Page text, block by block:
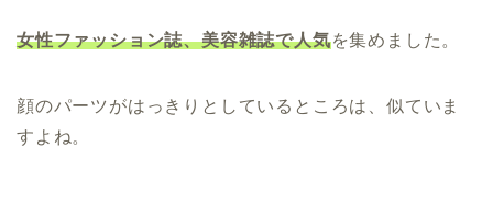
女性ファッション誌、美容雑誌で人気を集めました。
顔のパーツがはっきりとしているところは、似ていま
すよね。